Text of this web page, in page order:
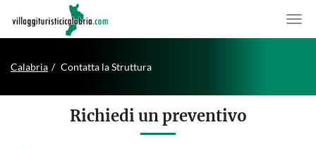
Calabria Contatta la Struttura
Richiedi un preventivo